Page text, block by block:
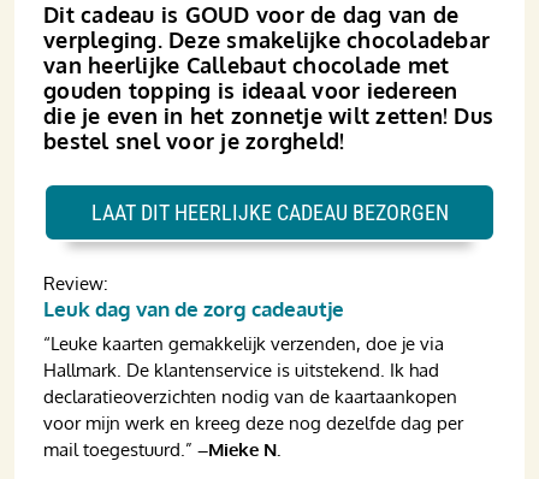
Dit cadeau is GOUD voor de dag van de
verpleging. Deze smakelijke chocoladebar
van heerlijke Callebaut chocolade met
gouden topping is ideaal voor iedereen
die je even in het zonnetje wilt zetten! Dus
bestel snel voor je zorgheld!
Review:
Leuk dag van de zorg cadeautje
“Leuke kaarten gemakkelijk verzenden, doe je via
Hallmark. De klantenservice is uitstekend. Ik had
declaratieoverzichten nodig van de kaartaankopen
voor mijn werk en kreeg deze nog dezelfde dag per
mail toegestuurd.” –Mieke N.
LAAT DIT HEERLIJKE CADEAU BEZORGEN